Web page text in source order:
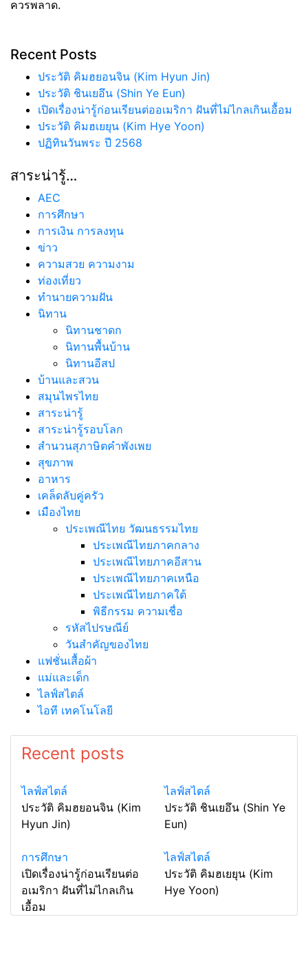
ควรพลาด.
Recent Posts
ประวัติ คิมฮยอนจิน (Kim Hyun Jin)
ประวัติ ชินเยอึน (Shin Ye Eun)
เปิดเรื่องน่ารู้ก่อนเรียนต่ออเมริกา ฝันที่ไม่ไกลเกินเอื้อม
ประวัติ คิมฮเยยุน (Kim Hye Yoon)
ปฏิทินวันพระ ปี 2568
สาระน่ารู้…
AEC
การศึกษา
การเงิน การลงทุน
ข่าว
ความสวย ความงาม
ท่องเที่ยว
ทํานายความฝัน
นิทาน
นิทานชาดก
นิทานพื้นบ้าน
นิทานอีสป
บ้านและสวน
สมุนไพรไทย
สาระน่ารู้
สาระน่ารู้รอบโลก
สำนวนสุภาษิตคำพังเพย
สุขภาพ
อาหาร
เคล็ดลับคู่ครัว
เมืองไทย
ประเพณีไทย วัฒนธรรมไทย
ประเพณีไทยภาคกลาง
ประเพณีไทยภาคอีสาน
ประเพณีไทยภาคเหนือ
ประเพณีไทยภาคใต้
พิธีกรรม ความเชื่อ
รหัสไปรษณีย์
วันสำคัญของไทย
แฟชั่นเสื้อผ้า
แม่และเด็ก
ไลฟ์สไตล์
ไอที เทคโนโลยี
Recent posts
ไลฟ์สไตล์
ประวัติ คิมฮยอนจิน (Kim
Hyun Jin)
ไลฟ์สไตล์
ประวัติ ชินเยอึน (Shin Ye
Eun)
การศึกษา
เปิดเรื่องน่ารู้ก่อนเรียนต่อ
อเมริกา ฝันที่ไม่ไกลเกิน
เอื้อม
ไลฟ์สไตล์
ประวัติ คิมฮเยยุน (Kim
Hye Yoon)